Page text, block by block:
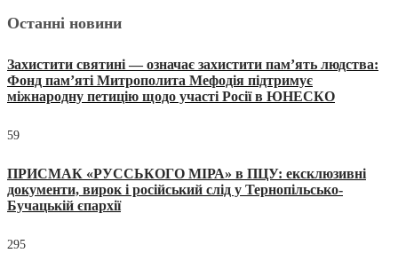
Останні новини
Захистити святині — означає захистити пам’ять людства:
Фонд пам’яті Митрополита Мефодія підтримує
міжнародну петицію щодо участі Росії в ЮНЕСКО
59
ПРИСМАК «РУССЬКОГО МІРА» в ПЦУ: ексклюзивні
документи, вирок і російський слід у Тернопільсько-
Бучацькій єпархії
295